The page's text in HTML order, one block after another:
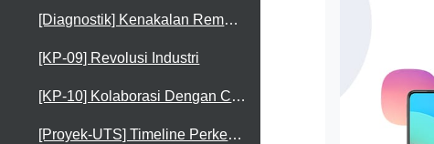
[Diagnostik] Kenakalan Remaja dalam Informasi
[KP-09] Revolusi Industri
[KP-10] Kolaborasi Dengan Cloud App
[Proyek-UTS] Timeline Perkembangan Teknologi